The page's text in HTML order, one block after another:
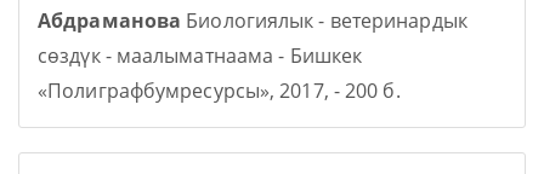
Абдраманова Биологиялык - ветеринардык
сөздүк - маалыматнаама - Бишкек
«Полиграфбумресурсы», 2017, - 200 б.